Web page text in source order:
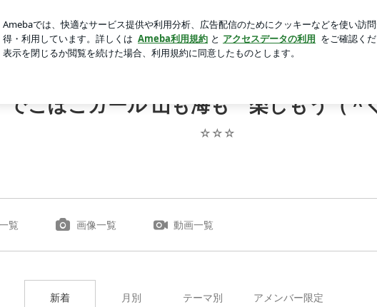
う（＾◇＾）
ず花も咲かない寂しい庭 ロ
でこぼこガール 山も海も 楽しもう（＾
☆☆☆
覧 画像一覧 動画一覧
新着 月別 テーマ別 アメンバー限定